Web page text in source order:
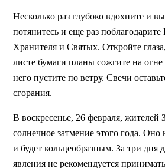
Несколько раз глубоко вдохните и
потянитесь и еще раз
Хранителя и Святых. Откройте
листе бумаги планы сожгите на огне
него пустите по ветру. Свечи
сгорания.
В воскресенье, 26 февраля, жителей
солнечное затмение этого года. Оно
и будет кольцеобразным. За три дня
явления не рекомендуется принимать